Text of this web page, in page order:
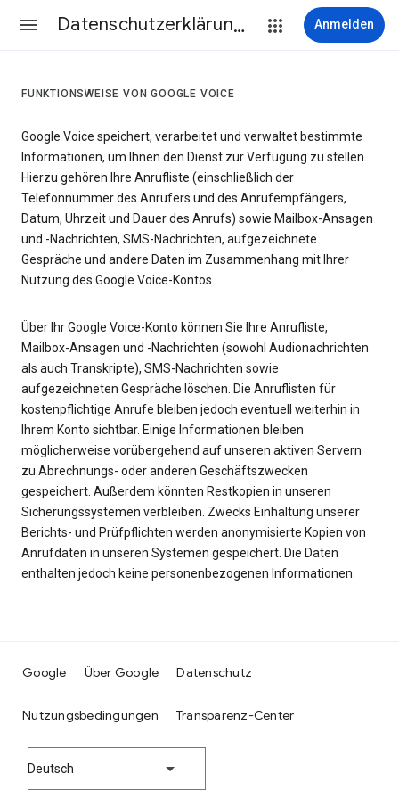
Datenschutzerklärung & Nutzungsbedingungen Anmelden
FUNKTIONSWEISE VON GOOGLE VOICE
Google Voice speichert, verarbeitet und verwaltet bestimmte
Informationen, um Ihnen den Dienst zur Verfügung zu stellen.
Hierzu gehören Ihre Anrufliste (einschließlich der
Telefonnummer des Anrufers und des Anrufempfängers,
Datum, Uhrzeit und Dauer des Anrufs) sowie Mailbox-Ansagen
und -Nachrichten, SMS-Nachrichten, aufgezeichnete
Gespräche und andere Daten im Zusammenhang mit Ihrer
Nutzung des Google Voice-Kontos.
Über Ihr Google Voice-Konto können Sie Ihre Anrufliste,
Mailbox-Ansagen und -Nachrichten (sowohl Audionachrichten
als auch Transkripte), SMS-Nachrichten sowie
aufgezeichneten Gespräche löschen. Die Anruflisten für
kostenpflichtige Anrufe bleiben jedoch eventuell weiterhin in
Ihrem Konto sichtbar. Einige Informationen bleiben
möglicherweise vorübergehend auf unseren aktiven Servern
zu Abrechnungs- oder anderen Geschäftszwecken
gespeichert. Außerdem könnten Restkopien in unseren
Sicherungssystemen verbleiben. Zwecks Einhaltung unserer
Berichts- und Prüfpflichten werden anonymisierte Kopien von
Anrufdaten in unseren Systemen gespeichert. Die Daten
enthalten jedoch keine personenbezogenen Informationen.
Google Über Google Datenschutz
Nutzungsbedingungen Transparenz-Center
Deutsch